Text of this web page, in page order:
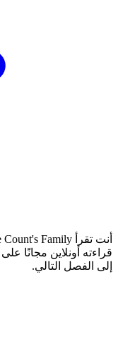
قراءته أونلاين مجانًا على MangaLovers.
إلى الفصل التالي.